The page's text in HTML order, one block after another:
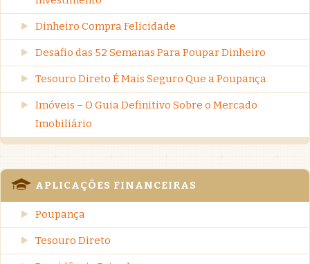
Dinheiro Compra Felicidade
Desafio das 52 Semanas Para Poupar Dinheiro
Tesouro Direto É Mais Seguro Que a Poupança
Imóveis – O Guia Definitivo Sobre o Mercado
Imobiliário
APLICAÇÕES FINANCEIRAS
Poupança
Tesouro Direto